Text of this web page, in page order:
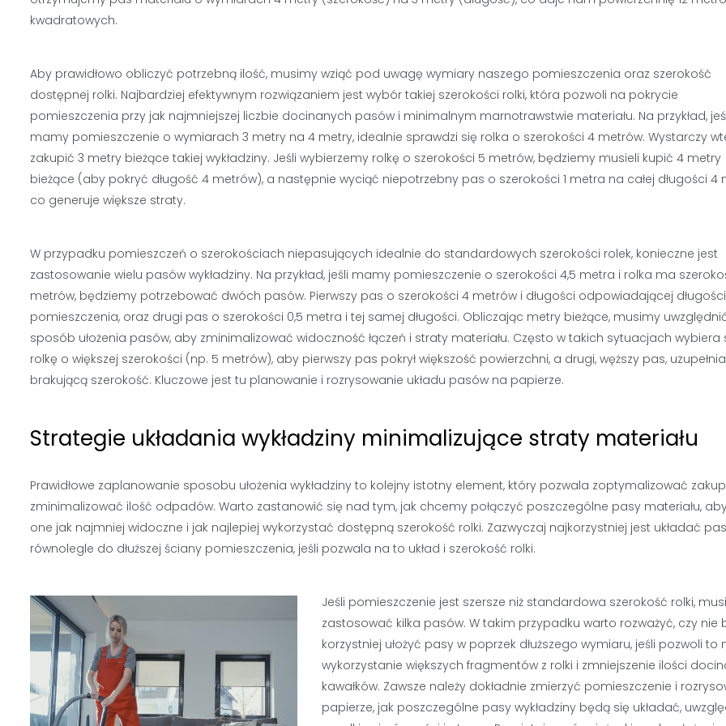
kwadratowych.
Aby prawidłowo obliczyć potrzebną ilość, musimy wziąć pod uwagę wymiary naszego pomieszczenia oraz szerokość
dostępnej rolki. Najbardziej efektywnym rozwiązaniem jest wybór takiej szerokości rolki, która pozwoli na pokrycie
pomieszczenia przy jak najmniejszej liczbie docinanych pasów i minimalnym marnotrawstwie materiału. Na przykład,
mamy pomieszczenie o wymiarach 3 metry na 4 metry, idealnie sprawdzi się rolka o szerokości 4 metrów. Wystarczy
zakupić 3 metry bieżące takiej wykładziny. Jeśli wybierzemy rolkę o szerokości 5 metrów, będziemy musieli kupić 4 metry
bieżące (aby pokryć długość 4 metrów), a następnie wyciąć niepotrzebny pas o szerokości 1 metra na całej długości 4
co generuje większe straty.
W przypadku pomieszczeń o szerokościach niepasujących idealnie do standardowych szerokości rolek, konieczne jest
zastosowanie wielu pasów wykładziny. Na przykład, jeśli mamy pomieszczenie o szerokości 4,5 metra i rolka ma
metrów, będziemy potrzebować dwóch pasów. Pierwszy pas o szerokości 4 metrów i długości odpowiadającej długości
pomieszczenia, oraz drugi pas o szerokości 0,5 metra i tej samej długości. Obliczając metry bieżące, musimy
sposób ułożenia pasów, aby zminimalizować widoczność łączeń i straty materiału. Często w takich sytuacjach wybiera
rolkę o większej szerokości (np. 5 metrów), aby pierwszy pas pokrył większość powierzchni, a drugi, węższy pas,
brakującą szerokość. Kluczowe jest tu planowanie i rozrysowanie układu pasów na papierze.
Strategie układania wykładziny minimalizujące straty materiału
Prawidłowe zaplanowanie sposobu ułożenia wykładziny to kolejny istotny element, który pozwala zoptymalizować
zminimalizować ilość odpadów. Warto zastanowić się nad tym, jak chcemy połączyć poszczególne pasy materiału,
one jak najmniej widoczne i jak najlepiej wykorzystać dostępną szerokość rolki. Zazwyczaj najkorzystniej jest układać
równolegle do dłuższej ściany pomieszczenia, jeśli pozwala na to układ i szerokość rolki.
Jeśli pomieszczenie jest szersze niż standardowa szerokość rolki,
zastosować kilka pasów. W takim przypadku warto rozważyć, czy nie
korzystniej ułożyć pasy w poprzek dłuższego wymiaru, jeśli pozwoli to
wykorzystanie większych fragmentów z rolki i zmniejszenie ilości
kawałków. Zawsze należy dokładnie zmierzyć pomieszczenie i
papierze, jak poszczególne pasy wykładziny będą się układać,